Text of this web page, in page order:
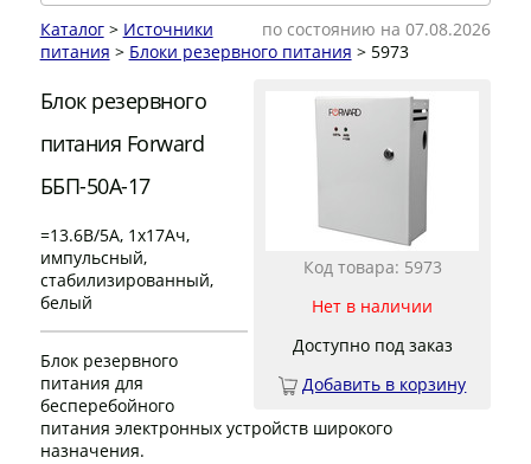
по состоянию на 07.08.2026
Каталог> Источники
питания > Блоки резервного питания > 5973
Код товара: 5973
Нет в наличии
Доступно под заказ
Добавить в корзину
Блок резервного
питания Forward
ББП-50А-17
=13.6В/5А, 1х17Ач,
импульсный,
стабилизированный,
белый
Блок резервного
питания для
бесперебойного
питания электронных устройств широкого
назначения.